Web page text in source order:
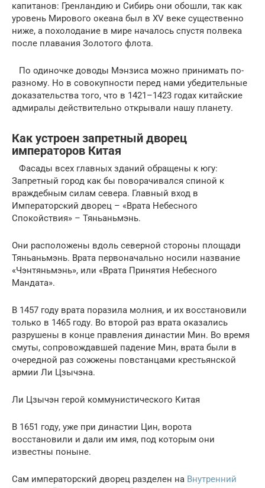
капитанов: Гренландию и Сибирь они обошли, так как
уровень Мирового океана был в XV веке существенно
ниже, а похолодание в мире началось спустя полвека
после плавания Золотого флота.
По одиночке доводы Мэнзиса можно принимать по-
разному. Но в совокупности перед нами убедительные
доказательства того, что в 1421–1423 годах китайские
адмиралы действительно открывали нашу планету.
Как устроен запретный дворец
императоров Китая
Фасады всех главных зданий обращены к югу:
Запретный город как бы поворачивался спиной к
враждебным силам севера. Главный вход в
Императорский дворец – «Врата Небесного
Спокойствия» – Тяньаньмэнь.
Они расположены вдоль северной стороны площади
Тяньаньмэнь. Врата первоначально носили название
«Чэнтяньмэнь», или «Врата Принятия Небесного
Мандата».
В 1457 году врата поразила молния, и их восстановили
только в 1465 году. Во второй раз врата оказались
разрушены в конце правления династии Мин. Во время
смуты, сопровождавшей падение Мин, врата были в
очередной раз сожжены повстанцами крестьянской
армии Ли Цзычэна.
Ли Цзычэн герой коммунистического Китая
В 1651 году, уже при династии Цин, ворота
восстановили и дали им имя, под которым они
известны поныне.
Сам императорский дворец разделен на Внутренний